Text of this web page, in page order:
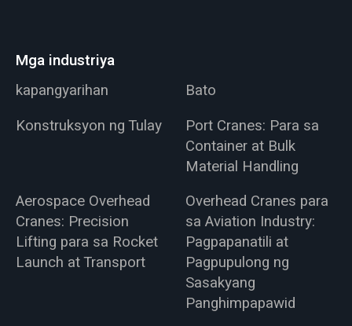
Mga industriya
kapangyarihan
Bato
Konstruksyon ng Tulay
Port Cranes: Para sa
Container at Bulk
Material Handling
Aerospace Overhead
Cranes: Precision
Lifting para sa Rocket
Launch at Transport
Overhead Cranes para
sa Aviation Industry:
Pagpapanatili at
Pagpupulong ng
Sasakyang
Panghimpapawid